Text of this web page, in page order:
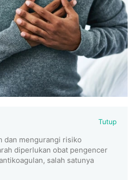
Tutup
dan mengurangi risiko
diperlukan obat pengencer
salah satunya